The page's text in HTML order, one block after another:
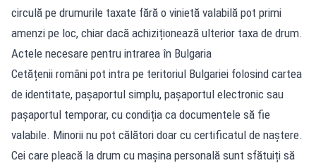
circulă pe drumurile taxate fără o vinietă valabilă pot primi
amenzi pe loc, chiar dacă achiziționează ulterior taxa de drum.
Actele necesare pentru intrarea în Bulgaria
Cetățenii români pot intra pe teritoriul Bulgariei folosind cartea
de identitate, pașaportul simplu, pașaportul electronic sau
pașaportul temporar, cu condiția ca documentele să fie
valabile. Minorii nu pot călători doar cu certificatul de naștere.
Cei care pleacă la drum cu mașina personală sunt sfătuiți să